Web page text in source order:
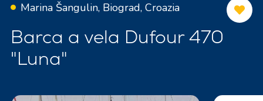
Marina Šangulin, Biograd, Croazia
Barca a vela Dufour 470
"Luna"